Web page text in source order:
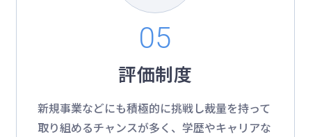
評価制度
新規事業などにも積極的に挑戦し裁量を持って
取り組めるチャンスが多く、学歴やキャリアな